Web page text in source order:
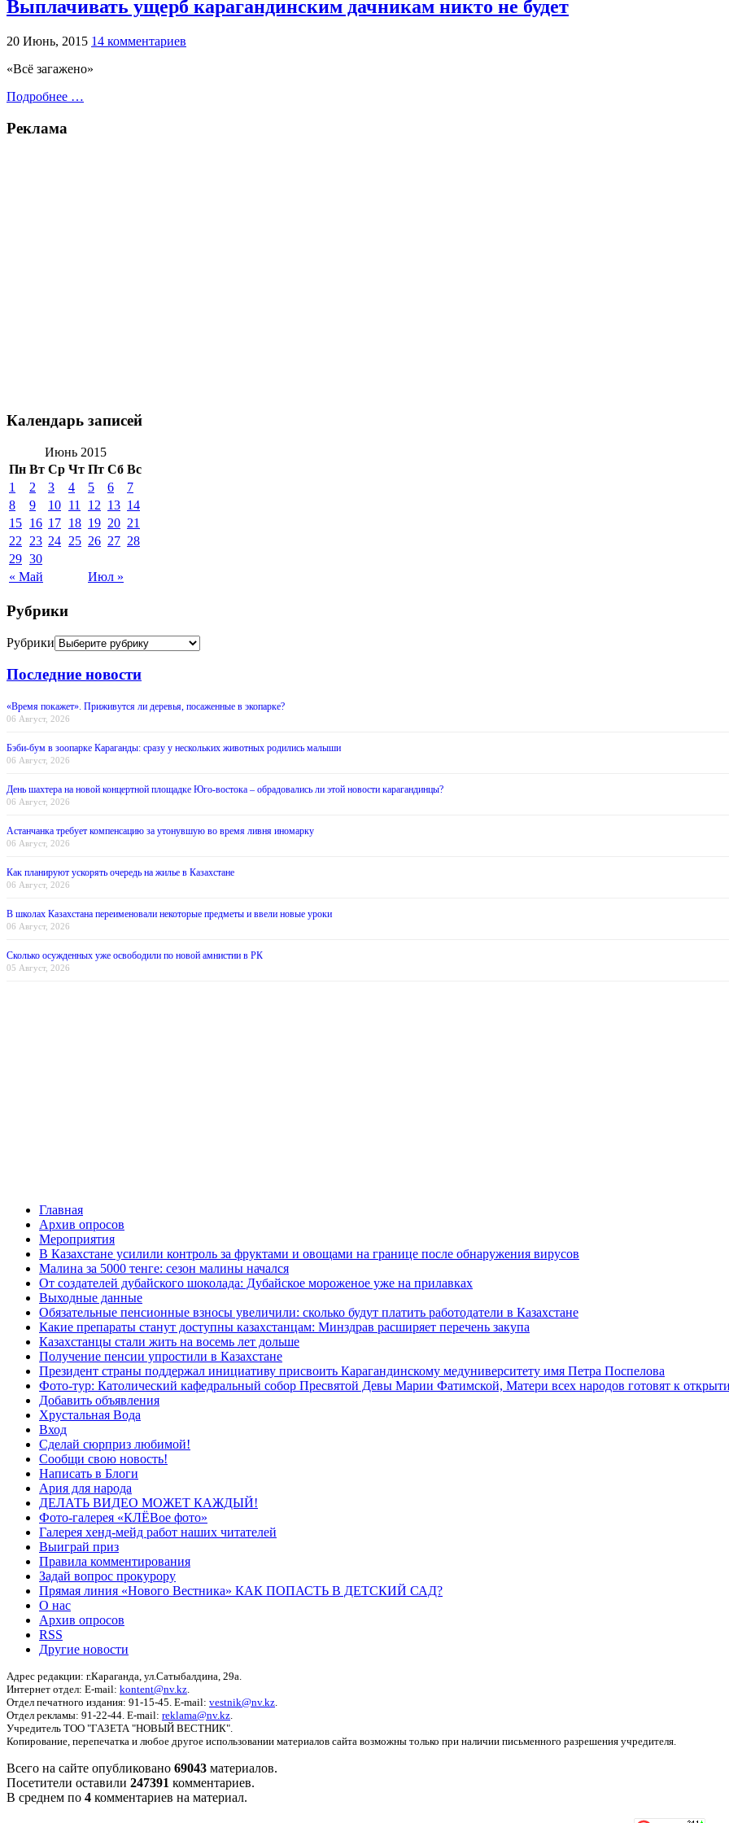
Выплачивать ущерб карагандинским дачникам никто не будет
20 Июнь, 2015 14 комментариев
«Всё загажено»
Подробнее …
Реклама
Календарь записей
Июнь 2015
Пн Вт Ср Чт Пт Сб Вс
« Май Июл »
1 2 3 4 5 6
7
8
9 10 11 12 13 14
15 16 17 18 19 20 21
22
23 24 25 26 27 28
29 30
Рубрики
Рубрики
Последние новости
«Время покажет». Приживутся ли деревья, посаженные в экопарке?
06 Август, 2026
Бэби-бум в зоопарке Караганды: сразу у нескольких животных родились малыши
06 Август, 2026
День шахтера на новой концертной площадке Юго-востока – обрадовались ли этой новости карагандинцы?
06 Август, 2026
Астанчанка требует компенсацию за утонувшую во время ливня иномарку
06 Август, 2026
Как планируют ускорять очередь на жилье в Казахстане
06 Август, 2026
В школах Казахстана переименовали некоторые предметы и ввели новые уроки
06 Август, 2026
Сколько осужденных уже освободили по новой амнистии в РК
05 Август, 2026
Главная
Архив опросов
Мероприятия
В Казахстане усилили контроль за фруктами и овощами на границе после обнаружения вирусов
Малина за 5000 тенге: сезон малины начался
От создателей дубайского шоколада: Дубайское мороженое уже на прилавках
Выходные данные
Обязательные пенсионные взносы увеличили: сколько будут платить работодатели в Казахстане
Какие препараты станут доступны казахстанцам: Минздрав расширяет перечень закупа
Казахстанцы стали жить на восемь лет дольше
Получение пенсии упростили в Казахстане
Президент страны поддержал инициативу присвоить Карагандинскому медуниверситету имя Петра Поспелова
Фото-тур: Католический кафедральный собор Пресвятой Девы Марии Фатимской, Матери всех народов готовят к
Добавить объявления
Хрустальная Вода
Вход
Сделай сюрприз любимой!
Сообщи свою новость!
Написать в Блоги
Ария для народа
ДЕЛАТЬ ВИДЕО МОЖЕТ КАЖДЫЙ!
Фото-галерея «КЛЁВое фото»
Галерея хенд-мейд работ наших читателей
Выиграй приз
Правила комментирования
Задай вопрос прокурору
Прямая линия «Нового Вестника» КАК ПОПАСТЬ В ДЕТСКИЙ САД?
О нас
Архив опросов
RSS
Другие новости
Адрес редакции: г.Караганда, ул.Сатыбалдина, 29а.
Интернет отдел: E-mail: kontent@nv.kz
Отдел печатного издания: 91-15-45. E-mail: vestnik@nv.kz
Отдел рекламы: 91-22-44. E-mail: reklama@nv.kz
Учредитель ТОО "ГАЗЕТА "НОВЫЙ ВЕСТНИК".
Копирование, перепечатка и любое другое использовании материалов сайта возможны только при наличии письменного разрешения учредителя.
Всего на сайте опубликовано 69043 материалов.
Посетители оставили 247391 комментариев.
В среднем по 4 комментариев на материал.